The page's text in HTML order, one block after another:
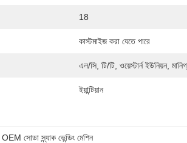
18
কাস্টমাইজ করা যেতে পারে
এল/সি, টি/টি, ওয়েস্টার্ন ইউনিয়ন,
ইয়ান্টিয়ান
OEM সোডা স্ন্যাক ভেন্ডিং মেশিন